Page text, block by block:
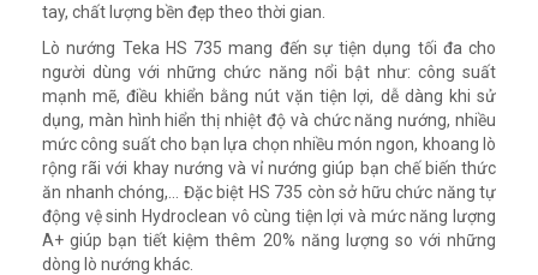
tay, chất lượng bền đẹp theo thời gian.
Lò nướng Teka HS 735 mang đến sự tiện dụng tối đa cho
người dùng với những chức năng nổi bật như: công suất
mạnh mẽ, điều khiển bằng nút vặn tiện lợi, dễ dàng khi sử
dụng, màn hình hiển thị nhiệt độ và chức năng nướng, nhiều
mức công suất cho bạn lựa chọn nhiều món ngon, khoang lò
rộng rãi với khay nướng và vỉ nướng giúp bạn chế biến thức
ăn nhanh chóng,… Đặc biệt HS 735 còn sở hữu chức năng tự
động vệ sinh Hydroclean vô cùng tiện lợi và mức năng lượng
A+ giúp bạn tiết kiệm thêm 20% năng lượng so với những
dòng lò nướng khác.